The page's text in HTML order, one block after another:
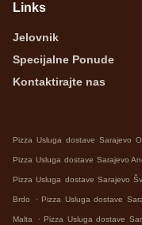
Links
Jelovnik
Specijalne Ponude
Kontaktirajte nas
Pizza Usluga dostave Sarajevo
Pizza Usluga dostave Sarajevo
Pizza Usluga dostave Sarajevo
Brdo . Pizza Usluga dostave
Malta . Pizza Usluga dostave